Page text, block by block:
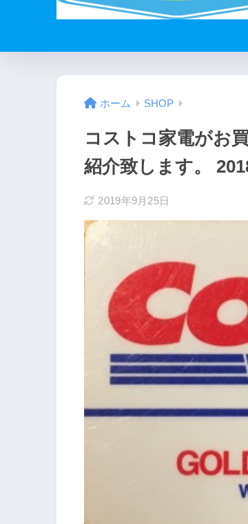
ホーム SHOP
コストコ家電がお
紹介致します。
2019年9月25日